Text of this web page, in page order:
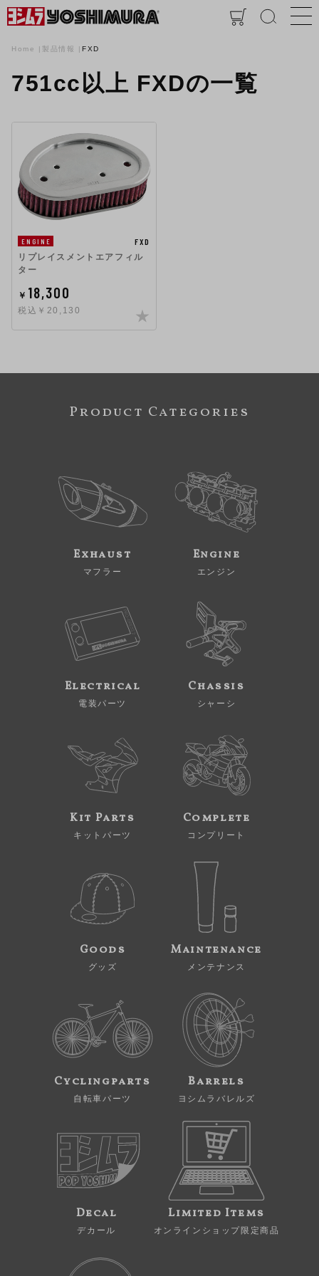
Home 製品情報 FXD
751cc以上 FXDの一覧
ENGINE
FXD
リプレイスメントエアフィル
ター
￥ 18,300
税込￥20,130
Product Categories
Exhaust
マフラー
Engine
エンジン
Electrical
電装パーツ
Chassis
シャーシ
Kit Parts
キットパーツ
Complete
コンプリート
Goods
グッズ
Maintenance
メンテナンス
Cyclingparts
自転車パーツ
Barrels
ヨシムラバレルズ
Decal
デカール
Limited Items
オンラインショップ限定商品